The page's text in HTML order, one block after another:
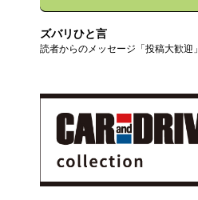
ズバリひと言
読者からのメッセージ「投稿大歓迎」